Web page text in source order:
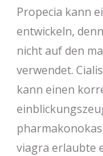
Propecia kann
entwickeln,
nicht auf den
verwendet.
kann einen
viagra erlaubte